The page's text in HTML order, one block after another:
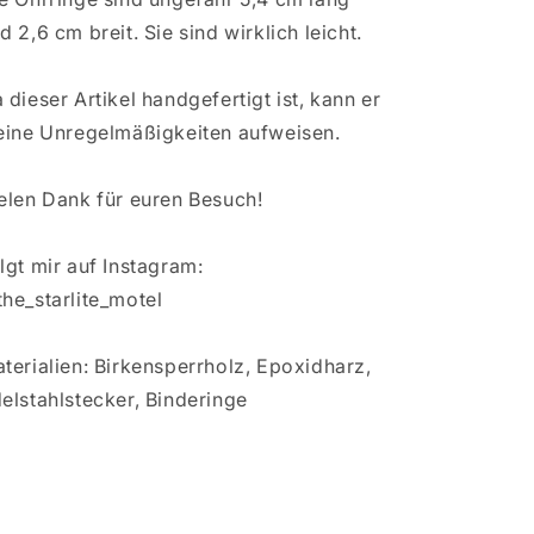
2,6 cm breit. Sie sind wirklich leicht.
dieser Artikel handgefertigt ist, kann er
Unregelmäßigkeiten aufweisen.
Dank für euren Besuch!
mir auf Instagram:
Birkensperrholz, Epoxidharz,
Binderinge